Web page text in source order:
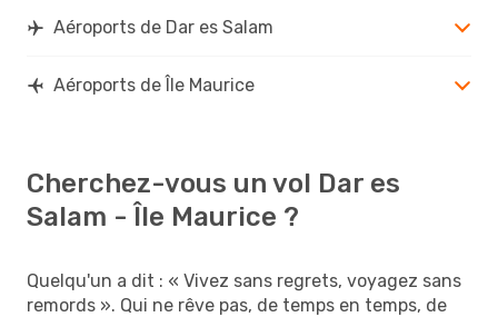
Aéroports de Dar es Salam
Aéroports de Île Maurice
Cherchez-vous un vol Dar es
Salam - Île Maurice ?
Quelqu'un a dit : « Vivez sans regrets, voyagez sans
remords ». Qui ne rêve pas, de temps en temps, de